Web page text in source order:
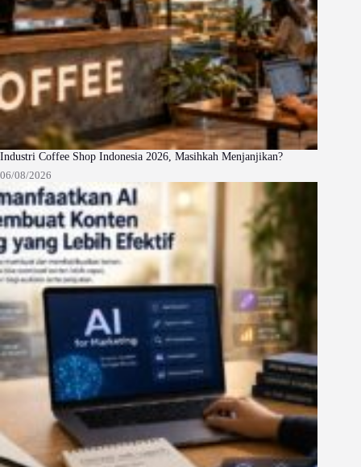
Industri Coffee Shop Indonesia 2026, Masihkah Menjanjikan?
06/08/2026